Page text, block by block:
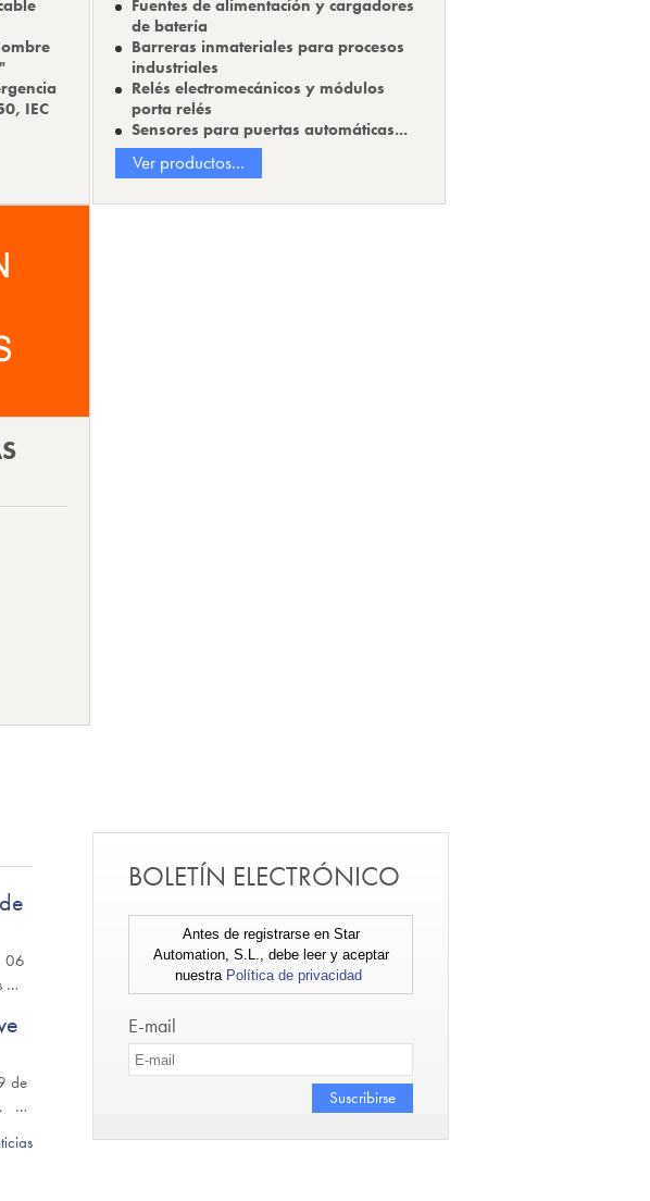
IEC
Fuentes de alimentación y cargadores
de batería
Barreras inmateriales para procesos
industriales
Relés electromecánicos y módulos
porta relés
Sensores para puertas automáticas...
Ver productos...
06
…
de
…
BOLETÍN ELECTRÓNICO
Antes de registrarse en Star
Automation, S.L., debe leer y aceptar
nuestra Política de privacidad
E-mail